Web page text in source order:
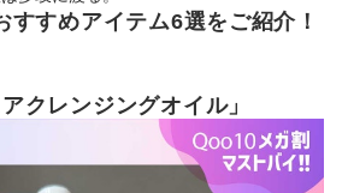
すすめアイテム6選をご紹介！
クレンジングオイル」